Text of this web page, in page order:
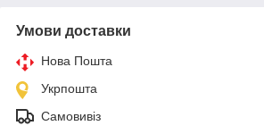
Умови доставки
Нова Пошта
Укрпошта
Самовивіз